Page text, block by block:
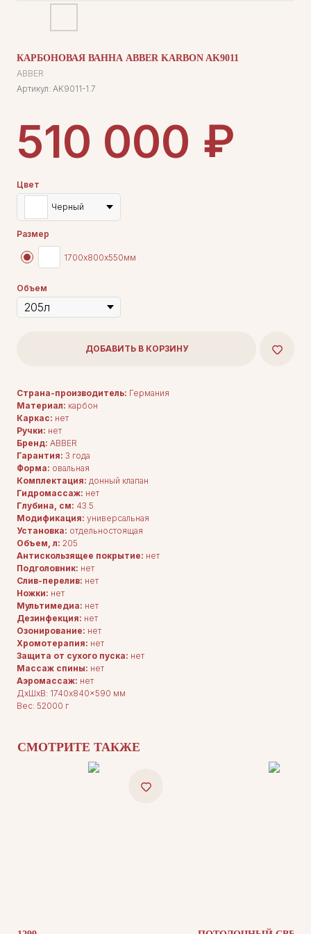
КАРБОНОВАЯ ВАННА ABBER KARBON AK9011
ABBER
Артикул: AK9011-1.7
510 000 ₽
Цвет
Черный
Размер
1700х800х550мм
Объем
ДОБАВИТЬ В КОРЗИНУ
Страна-производитель: Германия
Материал: карбон
Каркас: нет
Ручки: нет
Бренд: ABBER
Гарантия: 3 года
Форма: овальная
Комплектация: донный клапан
Гидромассаж: нет
Глубина, см: 43.5
Модификация: универсальная
Установка: отдельностоящая
Объем, л: 205
Антискользящее покрытие: нет
Подголовник: нет
Слив-перелив: нет
Ножки: нет
Мультимедиа: нет
Дезинфекция: нет
Озонирование: нет
Хромотерапия: нет
Защита от сухого пуска: нет
Массаж спины: нет
Аэромассаж: нет
ДxШxВ: 1740x840x590 мм
Вес: 52000 г
СМОТРИТЕ ТАКЖЕ